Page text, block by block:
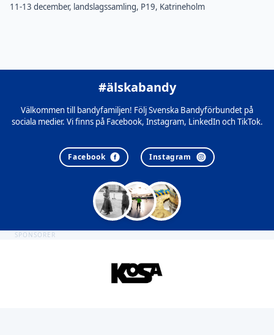
11-13 december, landslagssamling, P19, Katrineholm
#älskabandy
Välkommen till bandyfamiljen! Följ Svenska Bandyförbundet på
sociala medier. Vi finns på Facebook, Instagram, LinkedIn och TikTok.
Facebook Instagram
SPONSORER